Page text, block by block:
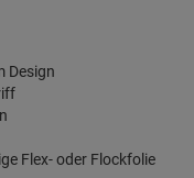
Design
Flex- oder Flockfolie